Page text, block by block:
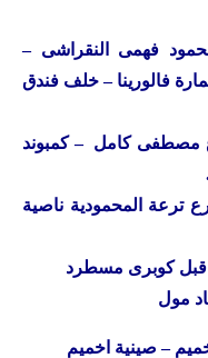
: 67 شارع محمود فهمى النقراشى –
فالورينا – خلف فندق
مصطفى كامل – كمبوند
: كرموز 97 شارع ترعة المحمودية ناصية
قبل كوبرى مسطرد